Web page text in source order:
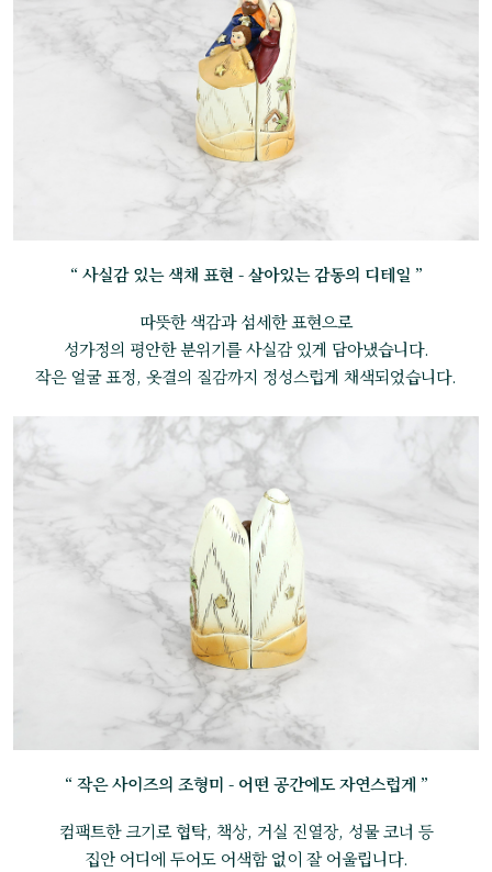
“ 사실감 있는 색채 표현 - 살아있는 감동의 디테일 ”
따뜻한 색감과 섬세한 표현으로
성가정의 평안한 분위기를 사실감 있게 담아냈습니다.
작은 얼굴 표정, 옷결의 질감까지 정성스럽게 채색되었습니다.
“ 작은 사이즈의 조형미 - 어떤 공간에도 자연스럽게 ”
컴팩트한 크기로 협탁, 책상, 거실 진열장, 성물 코너 등
집안 어디에 두어도 어색함 없이 잘 어울립니다.